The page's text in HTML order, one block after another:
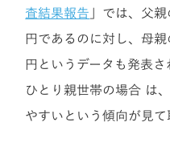
査結果報告 」では、父
円であるのに対し、母
円というデータも発表
ひとり親世帯の場合 は
やすいという傾向が見て